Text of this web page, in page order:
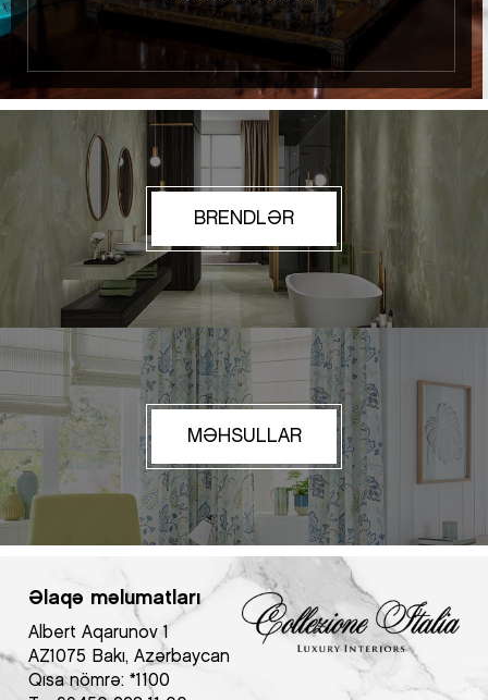
BRENDLƏR
MƏHSULLAR
Əlaqə məlumatları
Albert Aqarunov 1
AZ1075 Bakı, Azərbaycan
Qısa nömrə:*1100